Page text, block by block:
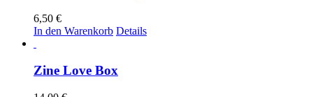
6,50 €
In den Warenkorb Details
Zine Love Box